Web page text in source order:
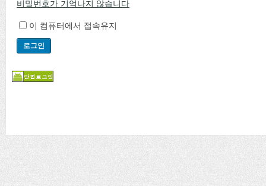
비밀번호가 기억나지 않습니다
이 컴퓨터에서 접속유지